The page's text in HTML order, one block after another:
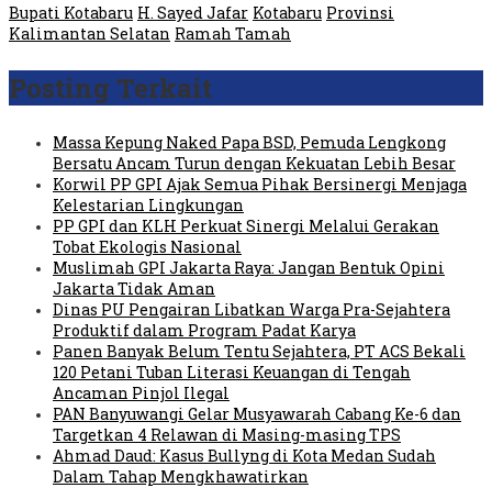
Bupati Kotabaru H. Sayed Jafar Kotabaru Provinsi
Kalimantan Selatan Ramah Tamah
Posting Terkait
Massa Kepung Naked Papa BSD, Pemuda Lengkong
Bersatu Ancam Turun dengan Kekuatan Lebih Besar
Korwil PP GPI Ajak Semua Pihak Bersinergi Menjaga
Kelestarian Lingkungan
PP GPI dan KLH Perkuat Sinergi Melalui Gerakan
Tobat Ekologis Nasional
Muslimah GPI Jakarta Raya: Jangan Bentuk Opini
Jakarta Tidak Aman
Dinas PU Pengairan Libatkan Warga Pra-Sejahtera
Produktif dalam Program Padat Karya
Panen Banyak Belum Tentu Sejahtera, PT ACS Bekali
120 Petani Tuban Literasi Keuangan di Tengah
Ancaman Pinjol Ilegal
PAN Banyuwangi Gelar Musyawarah Cabang Ke-6 dan
Targetkan 4 Relawan di Masing-masing TPS
Ahmad Daud: Kasus Bullyng di Kota Medan Sudah
Dalam Tahap Mengkhawatirkan